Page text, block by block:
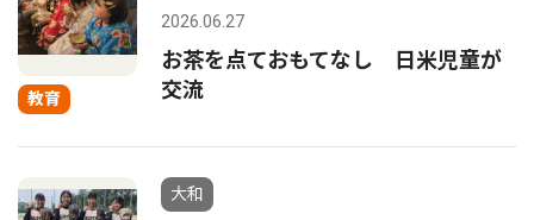
教育
2026.06.27
お茶を点ておもてなし 日米児童が
交流
大和